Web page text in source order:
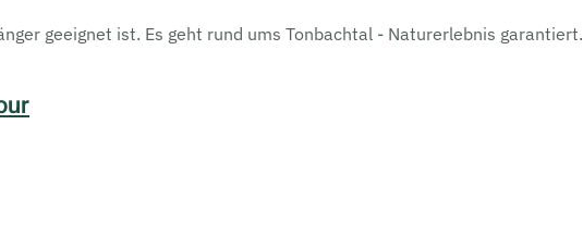
geeignet ist. Es geht rund ums Tonbachtal - Naturerlebnis garantiert.